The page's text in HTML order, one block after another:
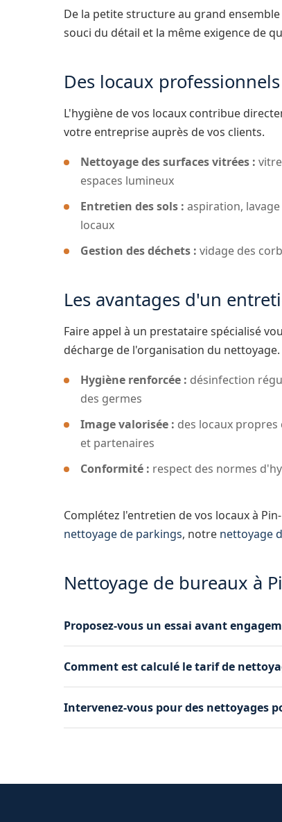
De la petite structure au grand
souci du détail et la même exigence de
Des locaux
L'hygiène de vos locaux contribue
votre entreprise auprès de vos clients.
Nettoyage des surfaces vitrées :
espaces lumineux
Entretien des sols : aspiration,
locaux
Gestion des déchets : vidage des
Les avantages d'un
Faire appel à un prestataire spécialisé
décharge de l'organisation du nettoyage.
Hygiène renforcée : désinfection
des germes
Image valorisée : des locaux
et partenaires
Conformité : respect des normes
Complétez l'entretien de vos locaux à
nettoyage de parkings, notre nettoyage
Nettoyage de bureaux à
Proposez-vous un essai avant
juger de la qualité de notre travail avant
Comment est calculé le tarif de
établissons un devis personnalisé après
Intervenez-vous pour des nettoyages